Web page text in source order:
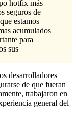
hotfix más
seguros de
estamos
acumulados
para
sus
desarrolladores
de que fueran
trabajaron en
general del